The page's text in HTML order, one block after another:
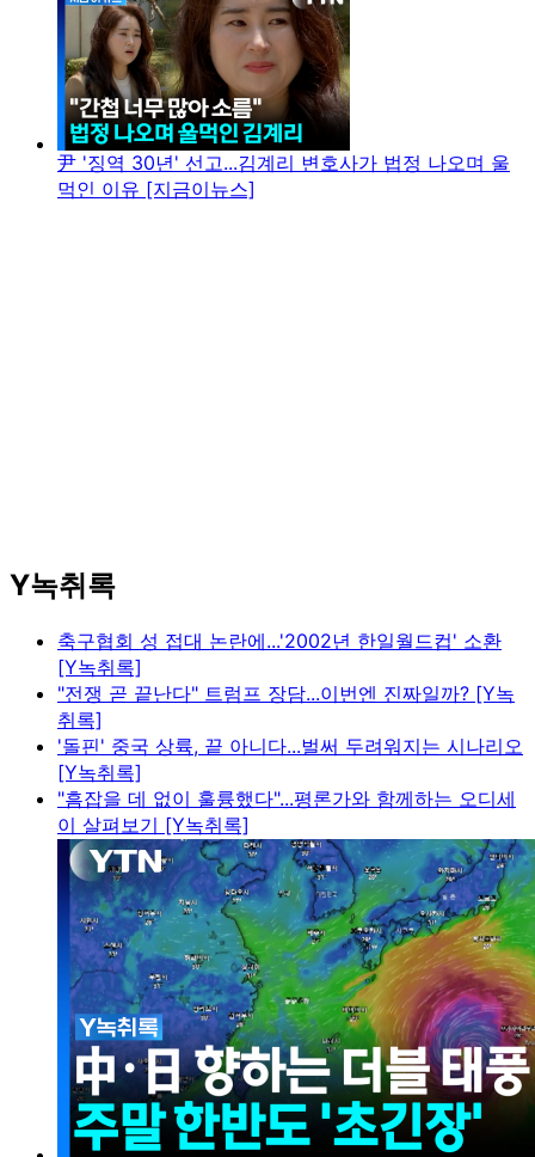
尹 '징역 30년' 선고...김계리 변호사가 법정 나오며 울
먹인 이유 [지금이뉴스]
Y녹취록
축구협회 성 접대 논란에...'2002년 한일월드컵' 소환
[Y녹취록]
"전쟁 곧 끝난다" 트럼프 장담...이번엔 진짜일까? [Y녹
취록]
'돌핀' 중국 상륙, 끝 아니다...벌써 두려워지는 시나리오
[Y녹취록]
"흠잡을 데 없이 훌륭했다"...평론가와 함께하는 오디세
이 살펴보기 [Y녹취록]